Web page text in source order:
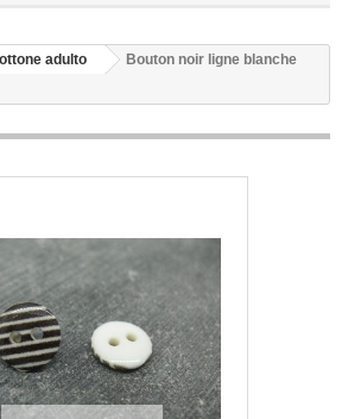
adulto
Bouton noir ligne blanche